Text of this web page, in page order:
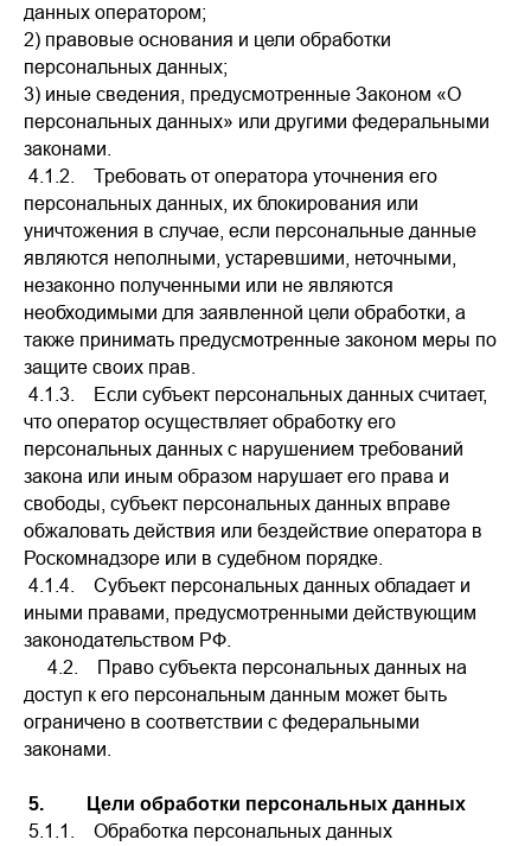
данных оператором;
2) правовые основания и цели обработки
персональных данных;
3) иные сведения, предусмотренные Законом «О
персональных данных» или другими федеральными
законами.
4.1.2. Требовать от оператора уточнения его
персональных данных, их блокирования или
уничтожения в случае, если персональные данные
являются неполными, устаревшими, неточными,
незаконно полученными или не являются
необходимыми для заявленной цели обработки, а
также принимать предусмотренные законом меры по
защите своих прав.
4.1.3. Если субъект персональных данных считает,
что оператор осуществляет обработку его
персональных данных с нарушением требований
закона или иным образом нарушает его права и
свободы, субъект персональных данных вправе
обжаловать действия или бездействие оператора в
Роскомнадзоре или в судебном порядке.
4.1.4. Субъект персональных данных обладает и
иными правами, предусмотренными действующим
законодательством РФ.
4.2. Право субъекта персональных данных на
доступ к его персональным данным может быть
ограничено в соответствии с федеральными
законами.
5. Цели обработки персональных данных
5.1.1. Обработка персональных данных